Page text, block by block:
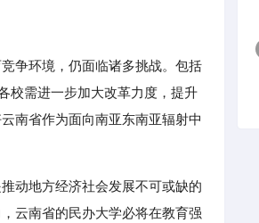
争环境，仍面临诸多挑战。包括
校需进一步加大改革力度，提升
南省作为面向南亚东南亚辐射中
动地方经济社会发展不可或缺的
云南省的民办大学必将在教育强